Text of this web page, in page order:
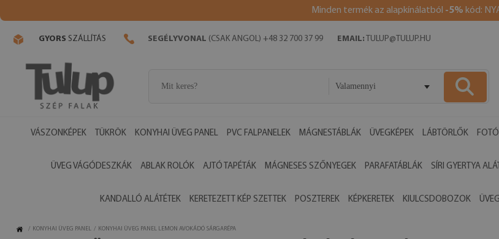
Minden termék az alapkínálatból -5% kód:
GYORS SZÁLLÍTÁS SEGÉLYVONAL (CSAK ANGOL) +48 32 700 37 99 EMAIL: TULUP@TULUP.HU
Valamennyi
VÁSZONKÉPEK TÜKRÖK KONYHAI ÜVEG PANEL PVC FALPANELEK MÁGNESTÁBLÁK ÜVEGKÉPEK LÁBTÖRLŐK
ÜVEG VÁGÓDESZKÁK ABLAK ROLÓK AJTÓ TAPÉTÁK MÁGNESES SZŐNYEGEK PARAFATÁBLÁK SÍRI GYERTYA
KANDALLÓ ALÁTÉTEK KERETEZETT KÉP SZETTEK POSZTEREK KÉPKERETEK KIULCSDOBOZOK
/ KONYHAI ÜVEG PANEL / KONYHAI ÜVEG PANEL LEMON AVOKÁDÓ SÁRGARÉPA